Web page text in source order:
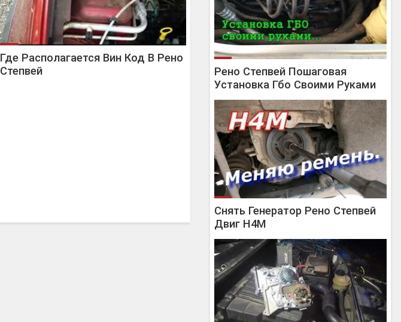
Где Располагается Вин Код В Рено
Степвей
Рено Степвей Пошаговая
Установка Гбо Своими Руками
Снять Генератор Рено Степвей
Двиг H4M